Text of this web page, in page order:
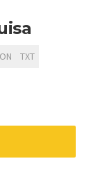
TXT